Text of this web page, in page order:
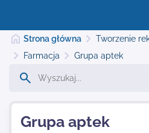
Strona główna Tworzenie
Farmacja
Grupa aptek
Grupa aptek